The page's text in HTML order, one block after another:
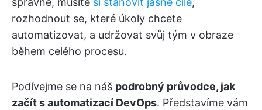
rozhodnout se, které úkoly chcete
automatizovat, a udržovat svůj tým v obraze
během celého procesu.
Podívejme se na náš podrobný průvodce, jak
začít s automatizací DevOps. Představíme vám